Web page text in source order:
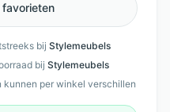
bij Stylemeubels
bij Stylemeubels
per winkel verschillen